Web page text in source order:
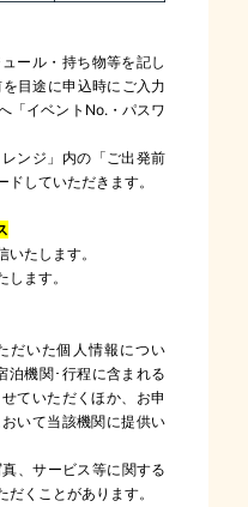
ール・持ち物等を記し
目途に申込時にご入力
「イベントNo.・パスワ
ンジ」内の「ご出発前
していただきます。
たします。
ます。
だいた個人情報につい
泊機関･行程に含まれる
ていただくほか、お申
いて当該機関に提供い
、サービス等に関する
くことがあります。